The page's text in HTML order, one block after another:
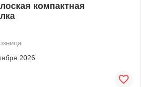
компактная
2026